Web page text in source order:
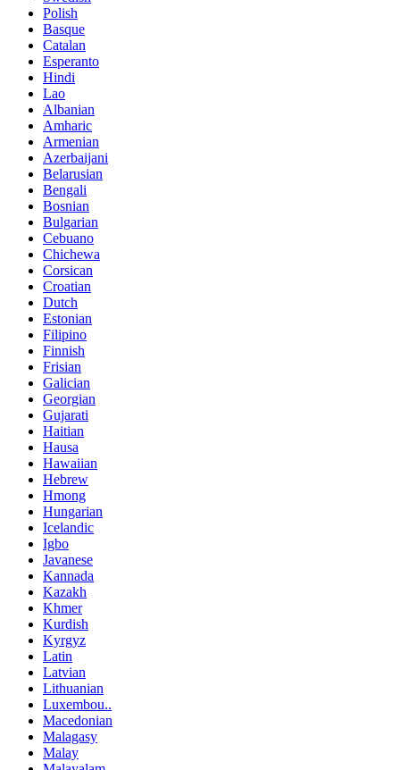
Polish
Basque
Catalan
Esperanto
Hindi
Lao
Albanian
Amharic
Armenian
Azerbaijani
Belarusian
Bengali
Bosnian
Bulgarian
Cebuano
Chichewa
Corsican
Croatian
Dutch
Estonian
Filipino
Finnish
Frisian
Galician
Georgian
Gujarati
Haitian
Hausa
Hawaiian
Hebrew
Hmong
Hungarian
Icelandic
Igbo
Javanese
Kannada
Kazakh
Khmer
Kurdish
Kyrgyz
Latin
Latvian
Lithuanian
Luxembou..
Macedonian
Malagasy
Malay